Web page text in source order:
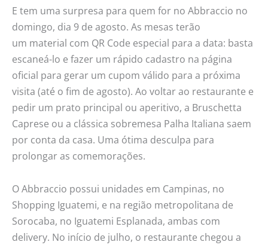
E tem uma surpresa para quem for no Abbraccio no
domingo, dia 9 de agosto. As mesas terão
um material com QR Code especial para a data: basta
escaneá-lo e fazer um rápido cadastro na página
oficial para gerar um cupom válido para a próxima
visita (até o fim de agosto). Ao voltar ao restaurante e
pedir um prato principal ou aperitivo, a Bruschetta
Caprese ou a clássica sobremesa Palha Italiana saem
por conta da casa. Uma ótima desculpa para
prolongar as comemorações.
O Abbraccio possui unidades em Campinas, no
Shopping Iguatemi, e na região metropolitana de
Sorocaba, no Iguatemi Esplanada, ambas com
delivery. No início de julho, o restaurante chegou a